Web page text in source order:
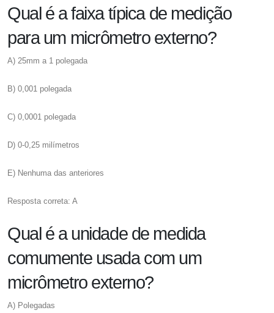
Qual é a faixa típica de medição
para um micrômetro externo?
A) 25mm a 1 polegada
B) 0,001 polegada
C) 0,0001 polegada
D) 0-0,25 milímetros
E) Nenhuma das anteriores
Resposta correta: A
Qual é a unidade de medida
comumente usada com um
micrômetro externo?
A) Polegadas